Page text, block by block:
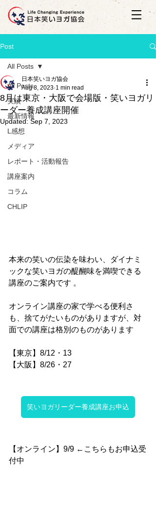
Post
All Posts
実績
最新情報
L感想
メディア
レポート・活動報告
講座案内
コラム
CHLIP
All Posts
8月は東京・大阪で会場版・笑いヨガリ
ーダー養成講座開催
日本笑いヨガ協会
Aug 8, 2023 1 min read
Updated:Sep 7, 2023
本来の笑いの伝染を味わい、ダイナミ
ックな笑いヨガの醍醐味を満喫できる
講座のご案内です 。
オンライン講座の家で学べる便利さ
も、捨てがたいものがありますが、対
面での講座は格別のものがあります
【東京】8/12・13
【大阪】8/26・27
笑いヨガリーダー養成講座お申込
【オンライン】9/9 ←こちらもお申込受
付中